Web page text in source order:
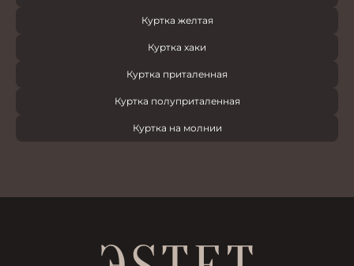
Куртка желтая
Куртка хаки
Куртка приталенная
Куртка полуприталенная
Куртка на молнии